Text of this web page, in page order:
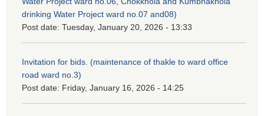
drinking Water Project ward no.07 and08)
Post date: Tuesday, January 20, 2026 - 13:33
Invitation for bids. (maintenance of thakle to ward office
road ward no.3)
Post date: Friday, January 16, 2026 - 14:25